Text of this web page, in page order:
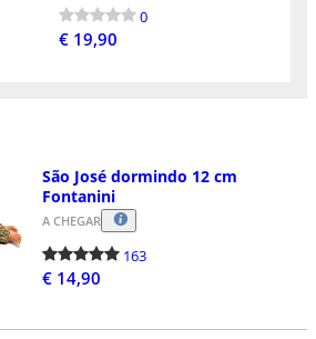
0
€ 19,90
São José dormindo 12 cm
Fontanini
A CHEGAR
163
€ 14,90